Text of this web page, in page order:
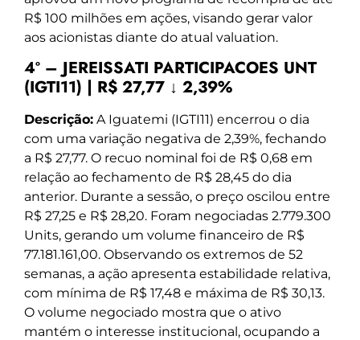
R$ 100 milhões em ações, visando gerar valor
aos acionistas diante do atual valuation.
4º – JEREISSATI PARTICIPACOES UNT
(IGTI11) | R$ 27,77 ↓ 2,39%
Descrição: A Iguatemi (IGTI11) encerrou o dia
com uma variação negativa de 2,39%, fechando
a R$ 27,77. O recuo nominal foi de R$ 0,68 em
relação ao fechamento de R$ 28,45 do dia
anterior. Durante a sessão, o preço oscilou entre
R$ 27,25 e R$ 28,20. Foram negociadas 2.779.300
Units, gerando um volume financeiro de R$
77.181.161,00. Observando os extremos de 52
semanas, a ação apresenta estabilidade relativa,
com mínima de R$ 17,48 e máxima de R$ 30,13.
O volume negociado mostra que o ativo
mantém o interesse institucional, ocupando a